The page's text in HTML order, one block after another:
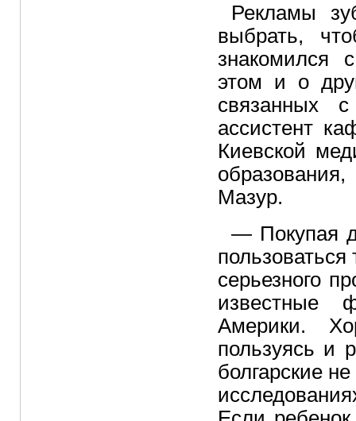
Рекламы
выбрать,
знакомился
этом и о
связанных
ассистент
Киевской
Мазур.
— Покупая
серьезного
известные
Америки.
пользуясь и
болгарские